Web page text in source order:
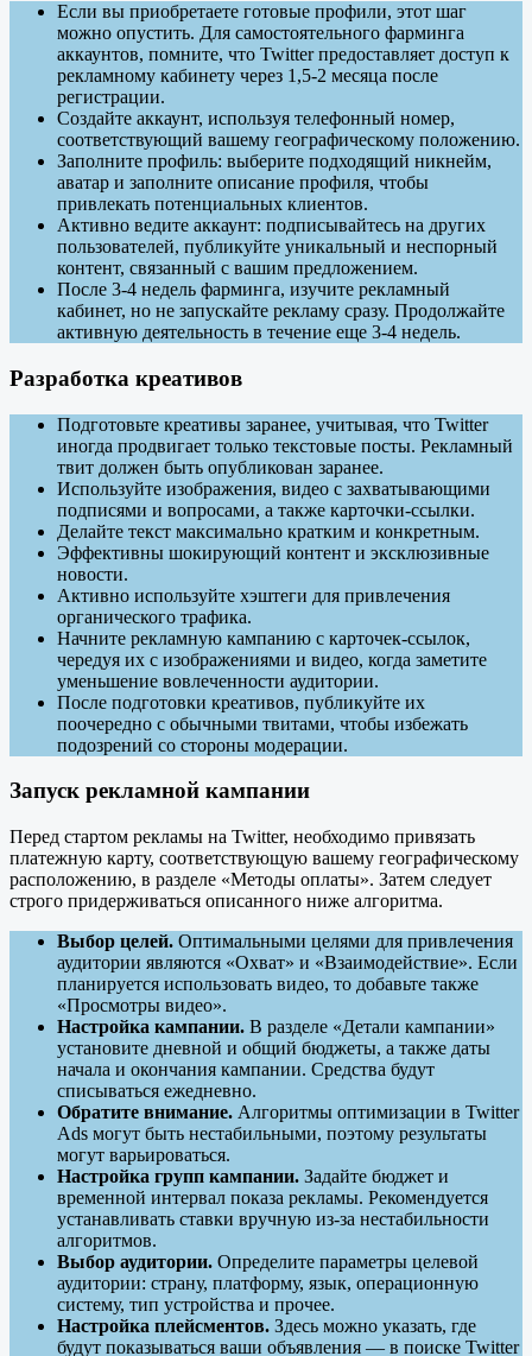
Если вы приобретаете готовые профили, этот шаг
можно опустить. Для самостоятельного фарминга
аккаунтов, помните, что Twitter предоставляет доступ к
рекламному кабинету через 1,5-2 месяца после
регистрации.
Создайте аккаунт, используя телефонный номер,
соответствующий вашему географическому положению.
Заполните профиль: выберите подходящий никнейм,
аватар и заполните описание профиля, чтобы
привлекать потенциальных клиентов.
Активно ведите аккаунт: подписывайтесь на других
пользователей, публикуйте уникальный и неспорный
контент, связанный с вашим предложением.
После 3-4 недель фарминга, изучите рекламный
кабинет, но не запускайте рекламу сразу. Продолжайте
активную деятельность в течение еще 3-4 недель.
Разработка креативов
Подготовьте креативы заранее, учитывая, что Twitter
иногда продвигает только текстовые посты. Рекламный
твит должен быть опубликован заранее.
Используйте изображения, видео с захватывающими
подписями и вопросами, а также карточки-ссылки.
Делайте текст максимально кратким и конкретным.
Эффективны шокирующий контент и эксклюзивные
новости.
Активно используйте хэштеги для привлечения
органического трафика.
Начните рекламную кампанию с карточек-ссылок,
чередуя их с изображениями и видео, когда заметите
уменьшение вовлеченности аудитории.
После подготовки креативов, публикуйте их
поочередно с обычными твитами, чтобы избежать
подозрений со стороны модерации.
Запуск рекламной кампании
Перед стартом рекламы на Twitter, необходимо привязать
платежную карту, соответствующую вашему географическому
расположению, в разделе «Методы оплаты». Затем следует
строго придерживаться описанного ниже алгоритма.
Выбор целей. Оптимальными целями для привлечения
аудитории являются «Охват» и «Взаимодействие». Если
планируется использовать видео, то добавьте также
«Просмотры видео».
Настройка кампании. В разделе «Детали кампании»
установите дневной и общий бюджеты, а также даты
начала и окончания кампании. Средства будут
списываться ежедневно.
Обратите внимание. Алгоритмы оптимизации в Twitter
Ads могут быть нестабильными, поэтому результаты
могут варьироваться.
Настройка групп кампании. Задайте бюджет и
временной интервал показа рекламы. Рекомендуется
устанавливать ставки вручную из-за нестабильности
алгоритмов.
Выбор аудитории. Определите параметры целевой
аудитории: страну, платформу, язык, операционную
систему, тип устройства и прочее.
Настройка плейсментов. Здесь можно указать, где
будут показываться ваши объявления — в поиске Twitter